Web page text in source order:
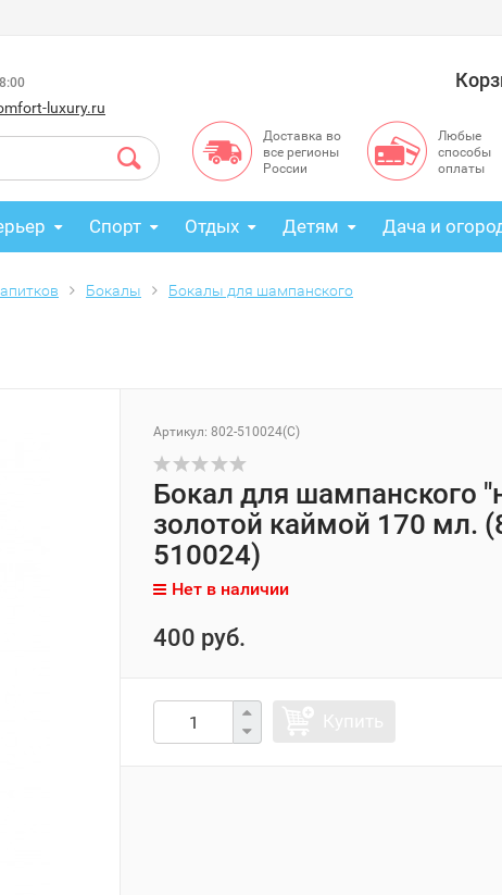
luxury.ru
Доставка во
все регионы
России
Любые
способы
оплаты
Спорт Отдых Детям Дача и
Бокалы
Бокалы для шампанского
Артикул: 802-510024(C)
Бокал для шампанского
золотой каймой 170 мл.
510024)
Нет в наличии
400 руб.